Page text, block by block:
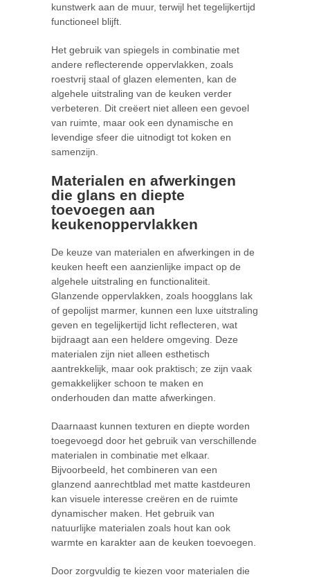
kunstwerk aan de muur, terwijl het tegelijkertijd
functioneel blijft.
Het gebruik van spiegels in combinatie met
andere reflecterende oppervlakken, zoals
roestvrij staal of glazen elementen, kan de
algehele uitstraling van de keuken verder
verbeteren. Dit creëert niet alleen een gevoel
van ruimte, maar ook een dynamische en
levendige sfeer die uitnodigt tot koken en
samenzijn.
Materialen en afwerkingen
die glans en diepte
toevoegen aan
keukenoppervlakken
De keuze van materialen en afwerkingen in de
keuken heeft een aanzienlijke impact op de
algehele uitstraling en functionaliteit.
Glanzende oppervlakken, zoals hoogglans lak
of gepolijst marmer, kunnen een luxe uitstraling
geven en tegelijkertijd licht reflecteren, wat
bijdraagt aan een heldere omgeving. Deze
materialen zijn niet alleen esthetisch
aantrekkelijk, maar ook praktisch; ze zijn vaak
gemakkelijker schoon te maken en
onderhouden dan matte afwerkingen.
Daarnaast kunnen texturen en diepte worden
toegevoegd door het gebruik van verschillende
materialen in combinatie met elkaar.
Bijvoorbeeld, het combineren van een
glanzend aanrechtblad met matte kastdeuren
kan visuele interesse creëren en de ruimte
dynamischer maken. Het gebruik van
natuurlijke materialen zoals hout kan ook
warmte en karakter aan de keuken toevoegen.
Door zorgvuldig te kiezen voor materialen die